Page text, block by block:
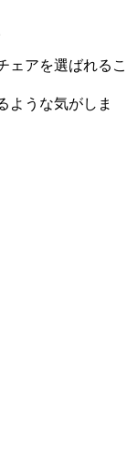
ェアを選ばれるこ
ような気がしま